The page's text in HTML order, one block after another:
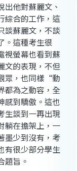
他對蘇麗文、
綜合的工作，這
談蘇麗文，不談
。這種考生很
視螢幕也看到蘇
文的表現，不但
眾，也同樣“動
都為之動容，全
感到驕傲。這也
生談到一再出現
躺在擔架上，一
墨少到沒有，考
有很少部分學生
題旨。